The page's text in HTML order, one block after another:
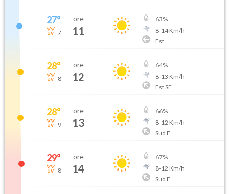
27°
7
ore
11
63%
8-14Km/h
Est
28°
8
ore
12
64%
8-13 Km/h
Est SE
28°
9
ore
13
66%
8-12 Km/h
Sud E
29°
8
ore
14
67%
8-12 Km/h
Sud E